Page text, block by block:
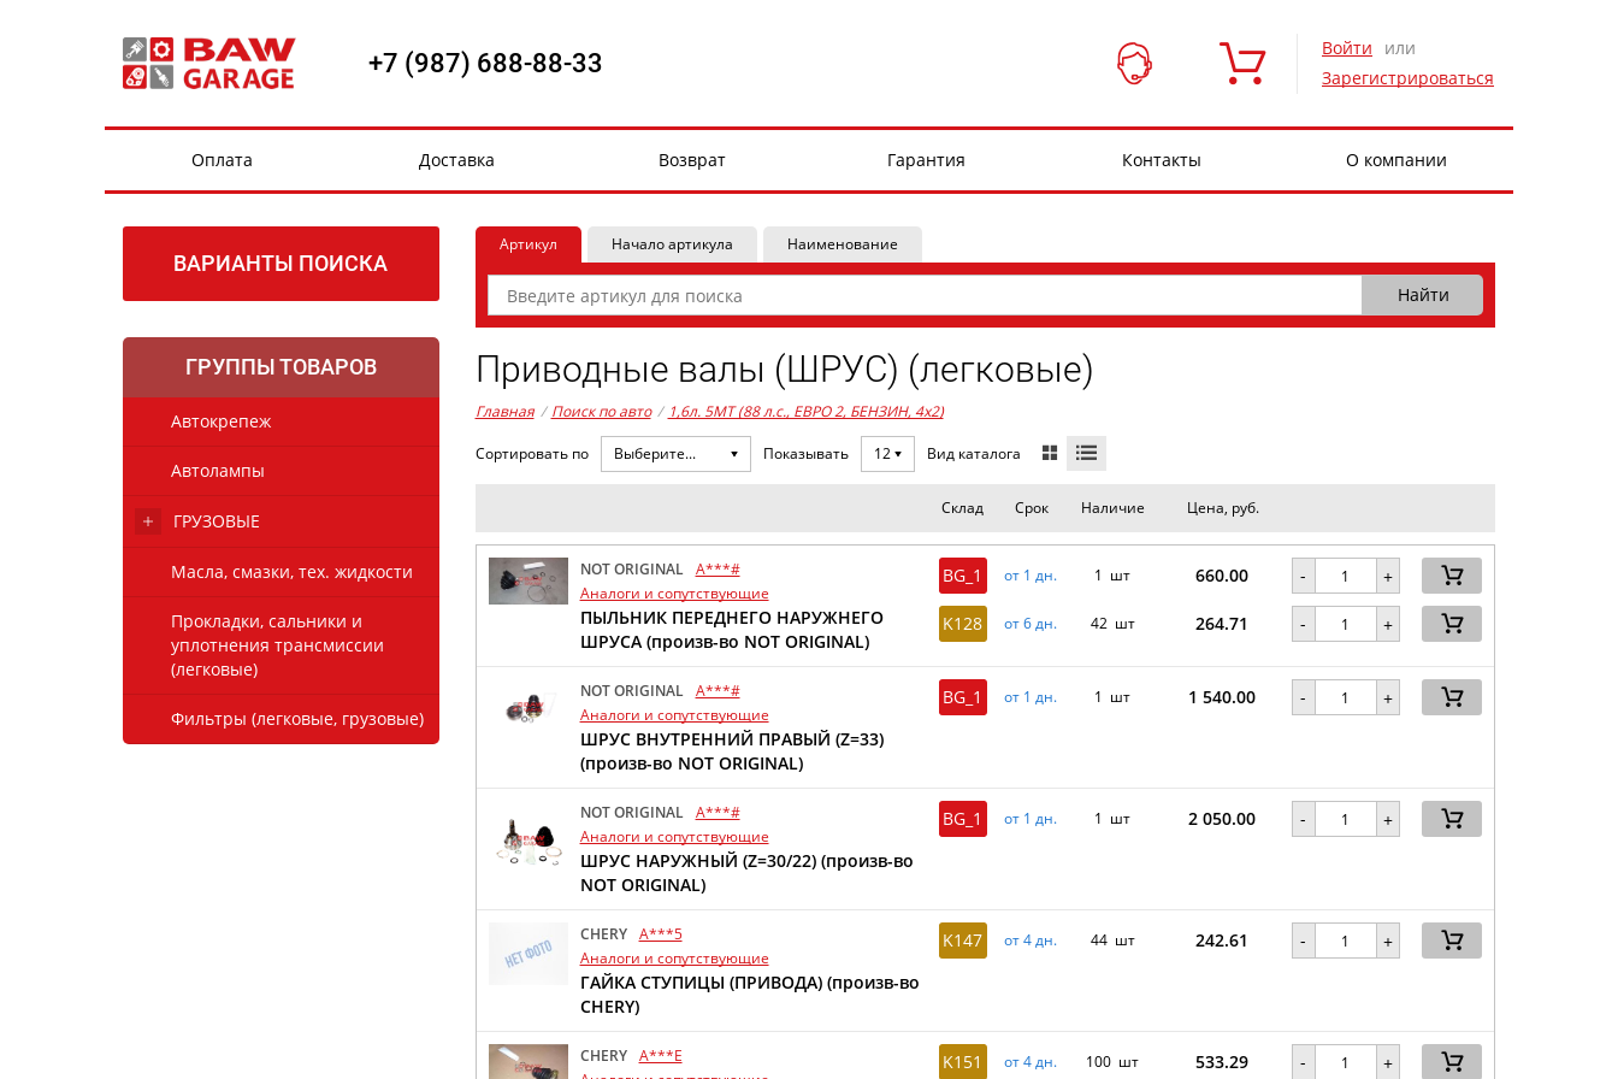
+7 (987) 688-88-33 Войти
или
Зарегистрироваться
Оплата Доставка Возврат Гарантия Контакты О компании
ВАРИАНТЫ ПОИСКА
ГРУППЫ ТОВАРОВ
Автокрепеж
Автолампы
ГРУЗОВЫЕ
Масла, смазки, тех. жидкости
Прокладки, сальники и
уплотнения трансмиссии
(легковые)
Фильтры (легковые, грузовые)
Артикул Начало артикула Наименование
Приводные валы (ШРУС) (легковые)
Главная / Поиск по авто / 1,6л. 5MT (88 л.с., ЕВРО 2, БЕНЗИН, 4x2)
Сортировать по Выберите... Показывать 12 Вид каталога
Склад Срок Наличие Цена, руб.
NOT ORIGINAL
A***#
Аналоги и сопутствующие
ПЫЛЬНИК ПЕРЕДНЕГО НАРУЖНЕГО
ШРУСА (произв-во NOT ORIGINAL)
BG_1 от 1 дн. 1 шт 660.00 - +
K128 от 6 дн. 42 шт 264.71 - +
NOT ORIGINAL
A***#
Аналоги и сопутствующие
ШРУС ВНУТРЕННИЙ ПРАВЫЙ (Z=33)
(произв-во NOT ORIGINAL)
BG_1 от 1 дн. 1 шт 1 540.00 - +
NOT ORIGINAL
A***#
Аналоги и сопутствующие
ШРУС НАРУЖНЫЙ (Z=30/22) (произв-во
NOT ORIGINAL)
BG_1 от 1 дн. 1 шт 2 050.00 - +
CHERY
A***5
Аналоги и сопутствующие
ГАЙКА СТУПИЦЫ (ПРИВОДА) (произв-во
CHERY)
K147 от 4 дн. 44 шт 242.61 - +
CHERY
A***E
K151 от 4 дн. 100 шт 533.29 - +